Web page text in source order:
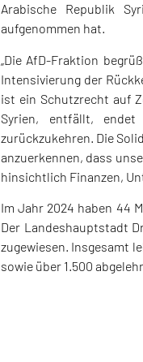
Arabische Republik
aufgenommen hat.
„Die AfD-Fraktion
Intensivierung der
ist ein Schutzrecht auf
Syrien, entfällt,
zurückzukehren. Die
anzuerkennen, dass
hinsichtlich Finanzen,
Im Jahr 2024 haben 44
Der Landeshauptstadt
zugewiesen. Insgesamt
sowie über 1.500